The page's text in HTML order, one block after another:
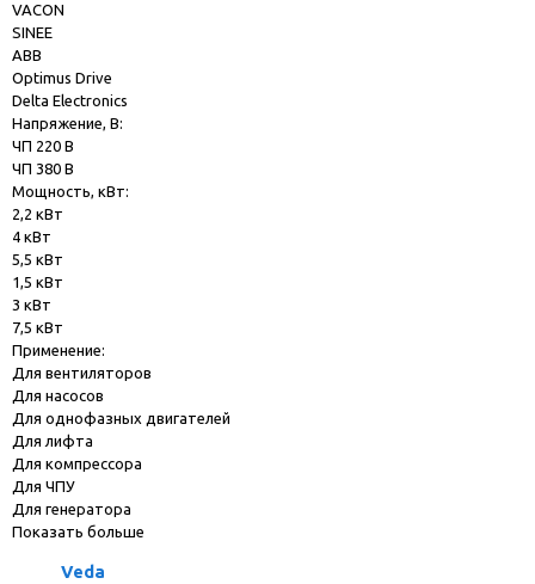
VACON
SINEE
ABB
Optimus Drive
Delta Electronics
Напряжение, В:
ЧП 220 В
ЧП 380 В
Мощность, кВт:
2,2 кВт
4 кВт
5,5 кВт
1,5 кВт
3 кВт
7,5 кВт
Применение:
Для вентиляторов
Для насосов
Для однофазных двигателей
Для лифта
Для компрессора
Для ЧПУ
Для генератора
Показать больше
Veda